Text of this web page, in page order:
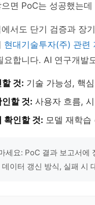
면 PoC는 성공했는
서도 단기 검증과 장
현대기술투자(주) 관련
요합니다. AI 연구개발
것: 기술 가능성, 핵
할 것: 사용자 흐름,
확인할 것: 모델 재학습
세요: PoC 결과 보고서에
이터 갱신 방식, 실패 시